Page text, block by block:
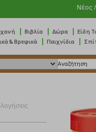
Νέος
Βιβλία Δώρα Είδη
& Βρεφικά Παιχνίδια